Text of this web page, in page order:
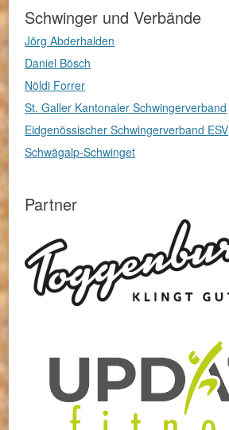
Schwinger und Verbände
Jörg Abderhalden
Daniel Bösch
Nöldi Forrer
St. Galler Kantonaler Schwingerverband
Eidgenössischer Schwingerverband ESV
Schwägalp-Schwinget
Partner